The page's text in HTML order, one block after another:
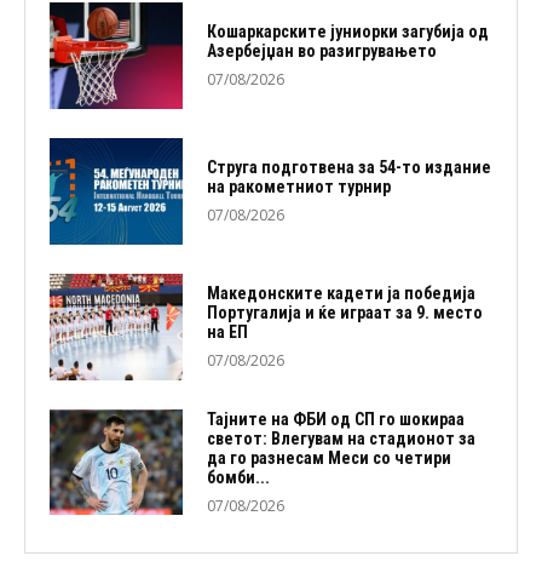
Кошаркарските јуниорки загубија од
Азербејџан во разигрувањето
07/08/2026
Струга подготвена за 54-то издание
на ракометниот турнир
07/08/2026
Македонските кадети ја победија
Португалија и ќе играат за 9. место
на ЕП
07/08/2026
Тајните на ФБИ од СП го шокираа
светот: Влегувам на стадионот за
да го разнесам Меси со четири
бомби...
07/08/2026